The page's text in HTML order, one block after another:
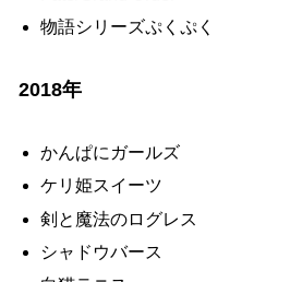
物語シリーズぷくぷく
2018年
かんぱにガールズ
ケリ姫スイーツ
剣と魔法のログレス
シャドウバース